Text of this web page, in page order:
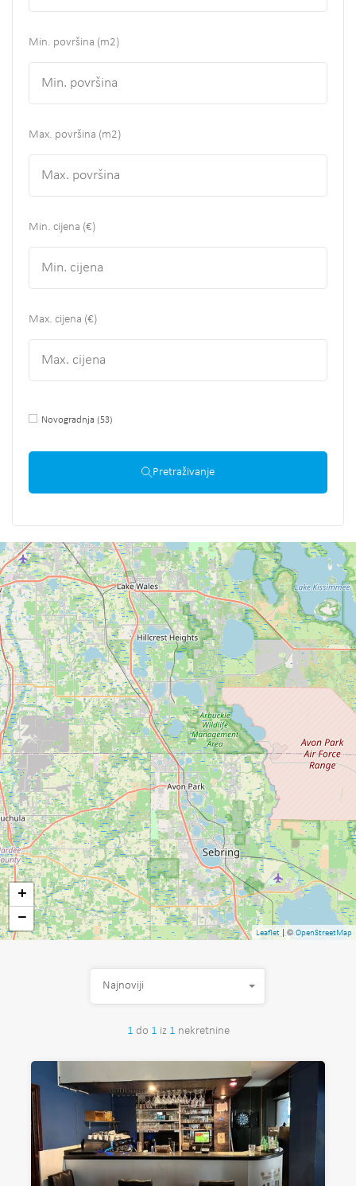
Min. površina (m2)
Max. površina (m2)
Min. cijena (€)
Max. cijena (€)
Novogradnja (53)
Pretraživanje
+
−
Leaflet | ©OpenStreetMap
1 do 1 iz 1 nekretnine
Najnoviji